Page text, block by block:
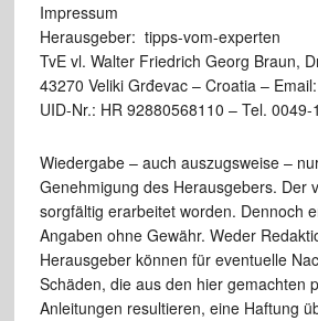
Impressum
Herausgeber: tipps-vom-experten
TvE vl. Walter Friedrich Georg Braun,
43270 Veliki Grđevac – Croatia –
UID-Nr.: HR 92880568110 – Tel.
Wiedergabe – auch auszugsweise –
Genehmigung des Herausgebers. Der
sorgfältig erarbeitet worden. Dennoch
Angaben ohne Gewähr. Weder
Herausgeber können für eventuelle
Schäden, die aus den hier gemachten
Anleitungen resultieren, eine Haftung